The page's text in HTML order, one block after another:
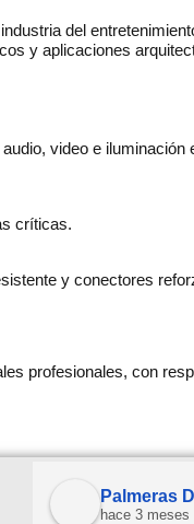
del
y aplicaciones
video e iluminación
críticas.
y conectores
profesionales, con
Palmeras
hace 3 meses